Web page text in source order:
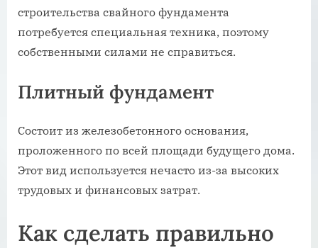
строительства свайного фундамента
потребуется специальная техника, поэтому
собственными силами не справиться.
Плитный фундамент
Состоит из железобетонного основания,
проложенного по всей площади будущего дома.
Этот вид используется нечасто из-за высоких
трудовых и финансовых затрат.
Как сделать правильно